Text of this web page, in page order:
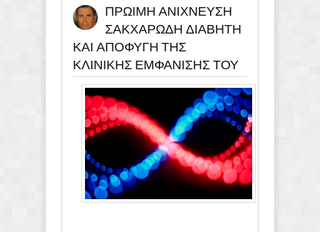
ΤΟΥ
ΠΡΩΙΜΗ ΑΝΙΧΝΕΥΣΗ
ΣΑΚΧΑΡΩΔΗ ΔΙΑΒΗΤΗ
ΚΑΙ ΑΠΟΦΥΓΗ ΤΗΣ
ΚΛΙΝΙΚΗΣ ΕΜΦΑΝΙΣΗΣ ΤΟΥ